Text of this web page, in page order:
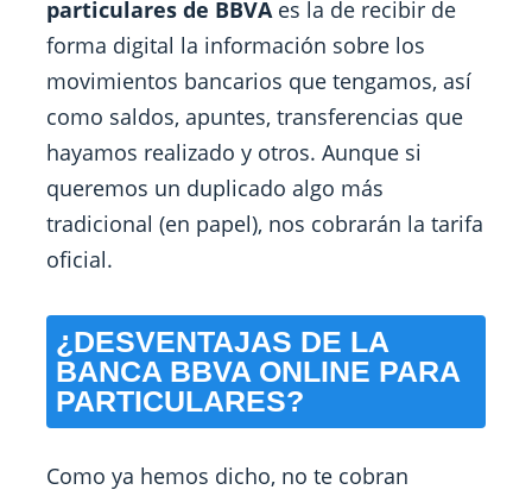
particulares de BBVAes la de recibir de
forma digital la información sobre los
movimientos bancarios que tengamos, así
como saldos, apuntes, transferencias que
hayamos realizado y otros. Aunque si
queremos un duplicado algo más
tradicional (en papel), nos cobrarán la tarifa
oficial.
¿DESVENTAJAS DE LA
BANCA BBVA ONLINE PARA
PARTICULARES?
Como ya hemos dicho, no te cobran